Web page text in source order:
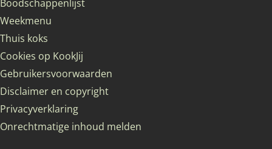
Boodschappenlijst
Weekmenu
Thuis koks
Cookies op KookJij
Gebruikersvoorwaarden
Disclaimer en copyright
Privacyverklaring
Onrechtmatige inhoud melden